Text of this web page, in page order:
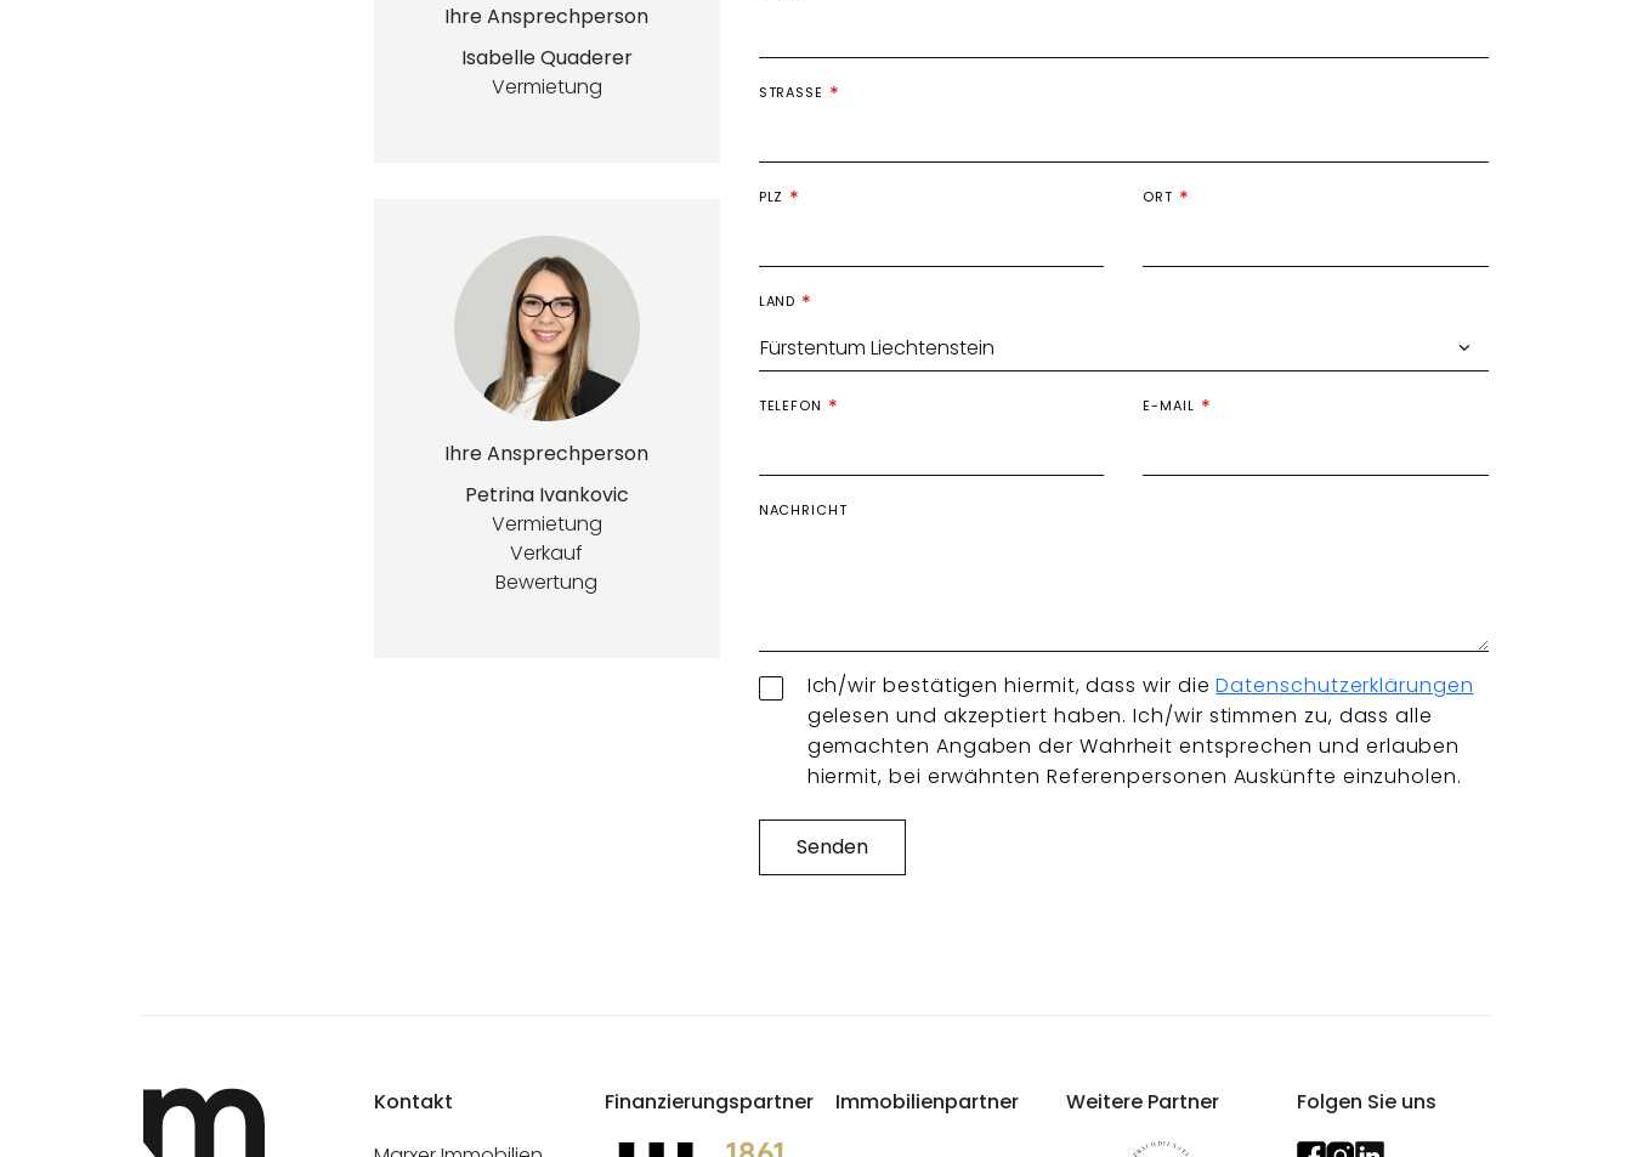
Ihre Ansprechperson
Isabelle Quaderer
Vermietung
Ihre Ansprechperson
Petrina Ivankovic
Vermietung
Verkauf
Bewertung
STRASSE
PLZ ORT
LAND
TELEFON E-MAIL
NACHRICHT
Ich/wir bestätigen hiermit, dass wir dieDatenschutzerklärungen
gelesen und akzeptiert haben. Ich/wir stimmen zu, dass alle
gemachten Angaben der Wahrheit entsprechen und erlauben
hiermit, bei erwähnten Referenpersonen Auskünfte einzuholen.
Senden
Kontakt
Finanzierungspartner Immobilienpartner Weitere Partner Folgen Sie uns